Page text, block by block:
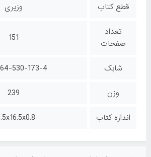
قطع کتاب وزیری
تعداد
صفحات
151
شابک 530-173-4
وزن 239
اندازه کتاب